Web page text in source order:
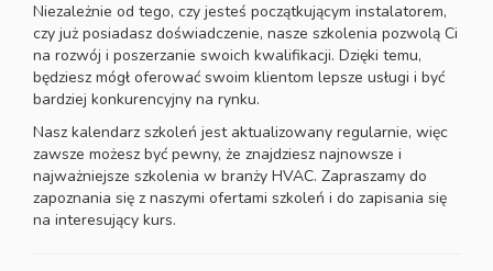
Niezależnie od tego, czy jesteś początkującym instalatorem,
czy już posiadasz doświadczenie, nasze szkolenia pozwolą Ci
na rozwój i poszerzanie swoich kwalifikacji. Dzięki temu,
będziesz mógł oferować swoim klientom lepsze usługi i być
bardziej konkurencyjny na rynku.
Nasz kalendarz szkoleń jest aktualizowany regularnie, więc
zawsze możesz być pewny, że znajdziesz najnowsze i
najważniejsze szkolenia w branży HVAC. Zapraszamy do
zapoznania się z naszymi ofertami szkoleń i do zapisania się
na interesujący kurs.